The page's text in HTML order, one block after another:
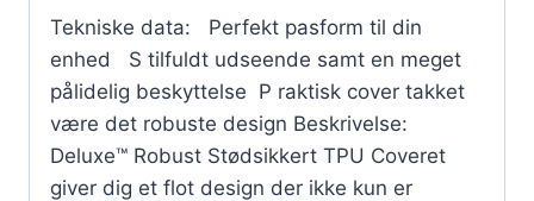
Tekniske data: Perfekt pasform til din
enhed S tilfuldt udseende samt en meget
pålidelig beskyttelse P raktisk cover takket
være det robuste design Beskrivelse:
Deluxe™ Robust Stødsikkert TPU Coveret
giver dig et flot design der ikke kun er